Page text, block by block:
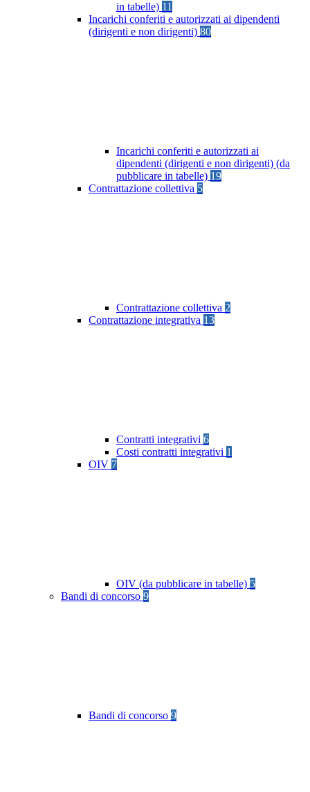
in tabelle) 11
Incarichi conferiti e autorizzati ai dipendenti
(dirigenti e non dirigenti) 80
Incarichi conferiti e autorizzati ai
dipendenti (dirigenti e non dirigenti) (da
pubblicare in tabelle) 19
Contrattazione collettiva 5
Contrattazione collettiva 2
Contrattazione integrativa 13
Contratti integrativi 6
Costi contratti integrativi 1
OIV 7
OIV (da pubblicare in tabelle) 5
Bandi di concorso 9
Bandi di concorso 9